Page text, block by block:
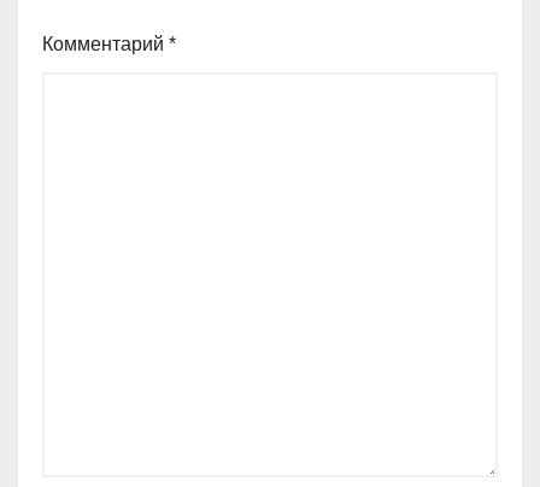
Комментарий *